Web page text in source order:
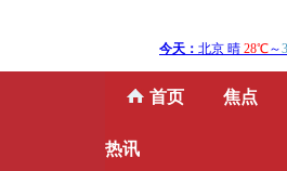
首页 焦点
热讯